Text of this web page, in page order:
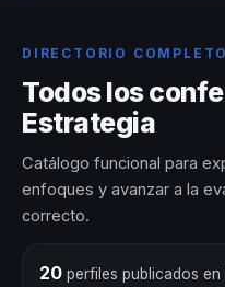
DIRECTORIO COMPLETO
Todos los
Estrategia
Catálogo funcional para
enfoques y avanzar a la
correcto.
20perfiles publicados en